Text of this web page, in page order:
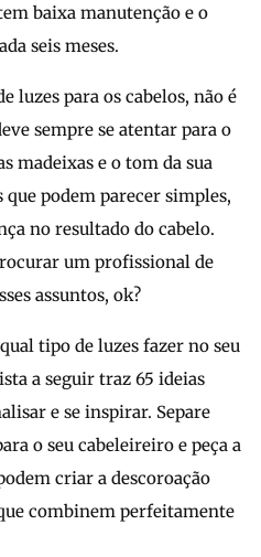
baixa manutenção e o
seis meses.
luzes para os cabelos, não é
sempre se atentar para o
madeixas e o tom da sua
que podem parecer simples,
no resultado do cabelo.
um profissional de
assuntos, ok?
tipo de luzes fazer no seu
a seguir traz 65 ideias
e se inspirar. Separe
o seu cabeleireiro e peça a
criar a descoroação
combinem perfeitamente